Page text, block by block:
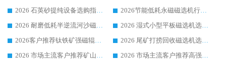
2026 石英砂提纯设备选购指南：华体会手机网页版-华体会(中国) 提纯磁选机厂家综合解读
2026节能低耗永磁磁选机行业优选标杆 临朐华体会手机网页版-华体会(中国) 专业生产厂家
2026 耐磨低耗半逆流河沙磁选机选购指南 临朐产业集群源头厂华体会手机网页版-华体会(中国) 详细解析
2026 湿式小型平板磁选机选矿适配设备 临朐华体会手机网页版-华体会(中国) 实体生产厂家直供
2026客户推荐钛铁矿强磁辊式磁选机，临朐靠谱生产厂家华体会手机网页版-华体会(中国) 详解
2026 尾矿打捞回收磁选机选购 主流市场推荐实力生产厂家
2026 市场主流客户推荐矿山磁选机靠谱生产厂家选华体会手机网页版-华体会(中国)
2026 市场主流客户推荐高强磁高效磁选机靠谱生产厂家